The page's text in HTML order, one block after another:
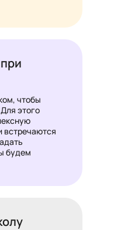
чтобы
этого
встречаются
будем